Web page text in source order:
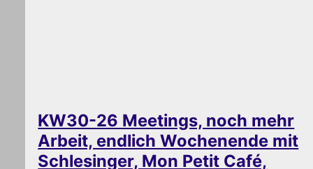
KW30-26 Meetings, noch mehr
Arbeit, endlich Wochenende mit
Schlesinger, Mon Petit Café,